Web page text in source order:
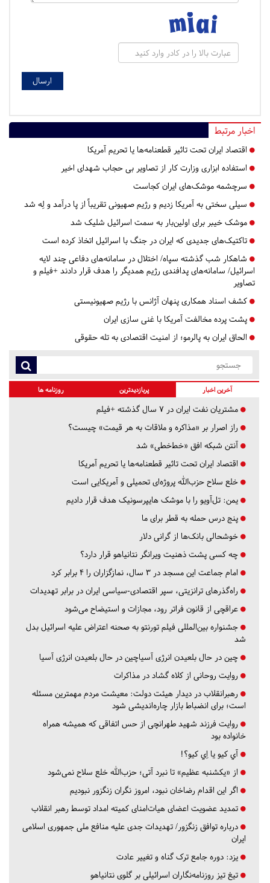
اخبار مرتبط
اقتصاد ایران تحت تاثیر قطعنامه‌ها یا تحریم‌ آمریکا
استفاده ابزاری وزارت کار از تصاویر بی حجاب شهدای اخیر
سرچشمه موشک‌های ایران کجاست
سیلی سختی به آمریکا زدیم و رژیم صهیونی تقریباً از پا درآمد و لِه شد
موشک خیبر برای اولین‌بار به سمت اسرائیل شلیک شد
تاکتیک‌های جدیدی که ایران در جنگ با اسرائیل اتخاذ کرده است
شاهکار شب گذشته سپاه/ اختلال در سامانه‌های دفاعی چند لایه
اسرائیل/ سامانه‌های پدافندی رژیم همدیگر را هدف قرار دادند +فیلم و
تصاویر
کشف اسناد همکاری پنهان آژانس با رژیم صهیونیستی
پشت پرده مخالفت آمریکا با غنی سازی ایران
الحاق ایران به پالرمو؛ از امنیت اقتصادی به تله حقوقی
آخرین اخبار پربازدیدترین روزنامه ها
مشتریان نفت ایران در ۷ سال گذشته +فیلم
راز اصرار بر «مذاکره و ملاقات به هر قیمت» چیست؟
آنتن شبکه افق «خط‌خطی» شد
اقتصاد ایران تحت تاثیر قطعنامه‌ها یا تحریم‌ آمریکا
خلع سلاح حزب‌الله پروژه‌ای تحمیلی و آمریکایی است
یمن: تل‌آویو را با موشک هایپرسونیک هدف قرار دادیم
پنج درس‌ حمله به قطر برای ما
خوشحالی بانک‌ها از گرانی دلار
چه کسی پشت ذهنیت ویرانگر نتانیاهو قرار دارد؟
امام جماعت این مسجد در ۳ سال، نمازگزاران را ۴ برابر کرد
راه‌گذرهای ترانزیتی، سپر اقتصادی-سیاسی ایران در برابر تهدیدات
عراقچی از قانون فراتر رود، مجازات و استیضاح می‌شود
جشنواره بین‌المللی فیلم تورنتو به صحنه اعتراض علیه اسرائیل بدل
شد
چین در حال بلعیدن انرژی آسیاچین در حال بلعیدن انرژی آسیا
روایت روحانی از کلاه گشاد در مذاکرات
رهبرانقلاب در دیدار هیئت دولت: معیشت مردم مهمترین مسئله
است؛ برای انضباط بازار چاره‌اندیشی شود
روایت فرزند شهید طهرانچی از حس اتفاقی که همیشه همراه
خانواده بود
آي كيو يا اِي كيو؟!
از «یکشنبه عظیم» تا نبرد آتی؛ حزب‌الله خلع سلاح نمی‌شود
اگر این اقدام رضاخان نبود، امروز نگران زنگزور نبودیم
تمدید عضویت اعضای هیات‌امنای کمیته امداد توسط رهبر انقلاب
درباره توافق زنگزور/ تهدیدات جدی علیه منافع ملی جمهوری اسلامی
ایران
یزد: دوره جامع ترک گناه و تغییر عادت
تیغ تیز روزنامه‌نگاران اسرائیلی بر گلوی نتانیاهو